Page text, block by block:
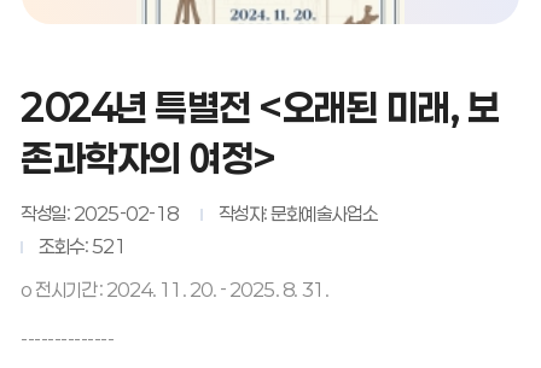
2024년 특별전 <오래된 미래, 보
존과학자의 여정>
작성일: 2025-02-18
작성자: 문화예술사업소
조회수: 521
o 전시기간 : 2024. 11. 20. - 2025. 8. 31.
--------------